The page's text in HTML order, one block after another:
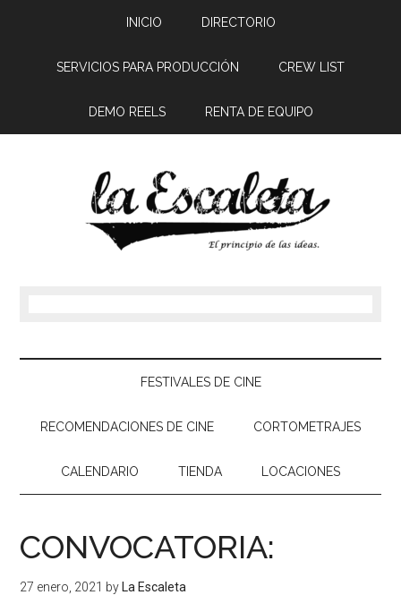
INICIO DIRECTORIO
SERVICIOS PARA PRODUCCIÓN CREW LIST
DEMO REELS RENTA DE EQUIPO
FESTIVALES DE CINE
RECOMENDACIONES DE CINE CORTOMETRAJES
CALENDARIO TIENDA LOCACIONES
CONVOCATORIA:
27 enero, 2021 by La Escaleta